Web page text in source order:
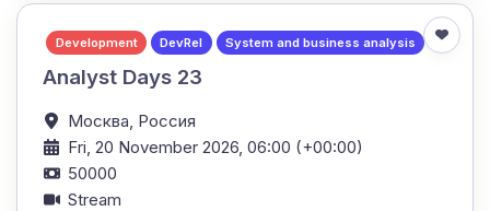
Development DevRel System and business analysis
Analyst Days 23
Москва, Россия
Fri, 20 November 2026, 06:00 (+00:00)
50000
Stream